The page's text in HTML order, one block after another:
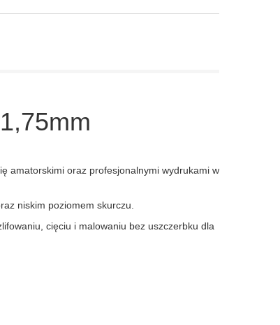
amatorskimi oraz profesjonalnymi wydrukami w
niskim poziomem skurczu.
cięciu i malowaniu bez uszczerbku dla